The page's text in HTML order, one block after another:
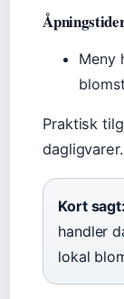
Meny
Praktisk
dagligvarer.
Kort sagt:
handler
lokal